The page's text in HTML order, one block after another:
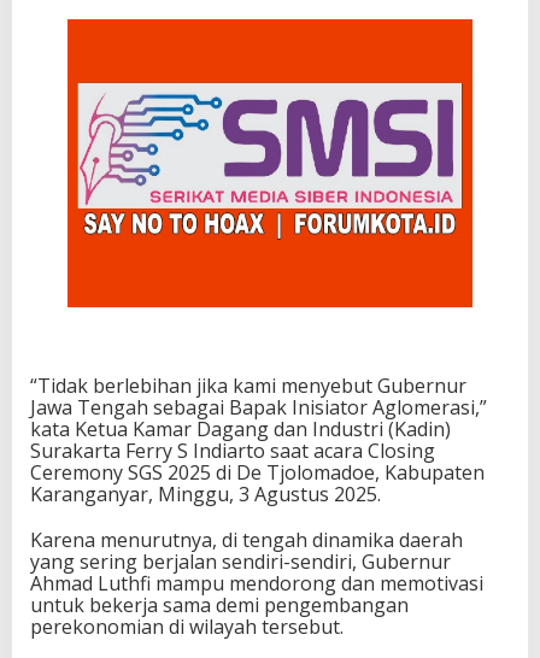
“Tidak berlebihan jika kami menyebut Gubernur
Jawa Tengah sebagai Bapak Inisiator Aglomerasi,”
kata Ketua Kamar Dagang dan Industri (Kadin)
Surakarta Ferry S Indiarto saat acara Closing
Ceremony SGS 2025 di De Tjolomadoe, Kabupaten
Karanganyar, Minggu, 3 Agustus 2025.
Karena menurutnya, di tengah dinamika daerah
yang sering berjalan sendiri-sendiri, Gubernur
Ahmad Luthfi mampu mendorong dan memotivasi
untuk bekerja sama demi pengembangan
perekonomian di wilayah tersebut.